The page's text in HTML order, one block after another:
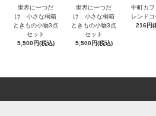
世界に一つだ
け 小さな桐箱
ときもの小物3点
セット
5,500円(税込)
世界に一つだ
け 小さな桐箱
ときもの小物3点
セット
5,500円(税込)
中町カフ
レンド
216円(